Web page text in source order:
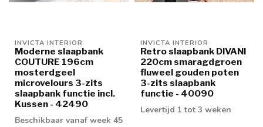
INVICTA INTERIOR
Moderne slaapbank
COUTURE 196cm
mosterdgeel
microvelours 3-zits
slaapbank functie incl.
Kussen - 42490
Beschikbaar vanaf week 45
INVICTA INTERIOR
Retro slaapbank DIVANI
220cm smaragdgroen
fluweel gouden poten
3-zits slaapbank
functie - 40090
Levertijd 1 tot 3 weken